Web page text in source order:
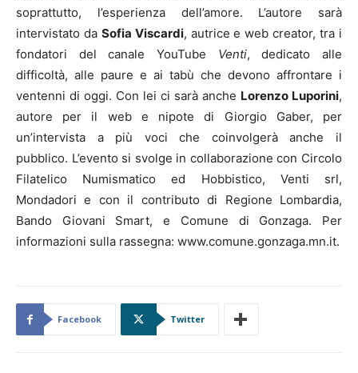
soprattutto, l’esperienza dell’amore. L’autore sarà
intervistato da Sofia Viscardi, autrice e web creator, tra i
fondatori del canale YouTube Venti, dedicato alle
difficoltà, alle paure e ai tabù che devono affrontare i
ventenni di oggi. Con lei ci sarà anche Lorenzo Luporini,
autore per il web e nipote di Giorgio Gaber, per
un’intervista a più voci che coinvolgerà anche il
pubblico. L’evento si svolge in collaborazione con Circolo
Filatelico Numismatico ed Hobbistico, Venti srl,
Mondadori e con il contributo di Regione Lombardia,
Bando Giovani Smart, e Comune di Gonzaga. Per
informazioni sulla rassegna: www.comune.gonzaga.mn.it.
Facebook Twitter